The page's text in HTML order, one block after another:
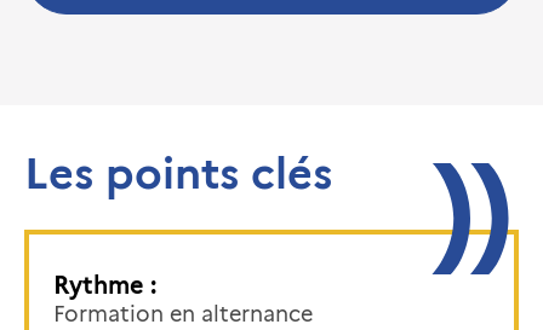
Les points clés
Rythme :
Formation en alternance